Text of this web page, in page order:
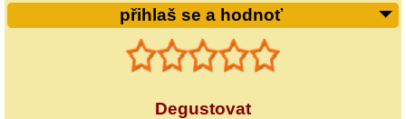
přihlaš se a hodnoť
Degustovat